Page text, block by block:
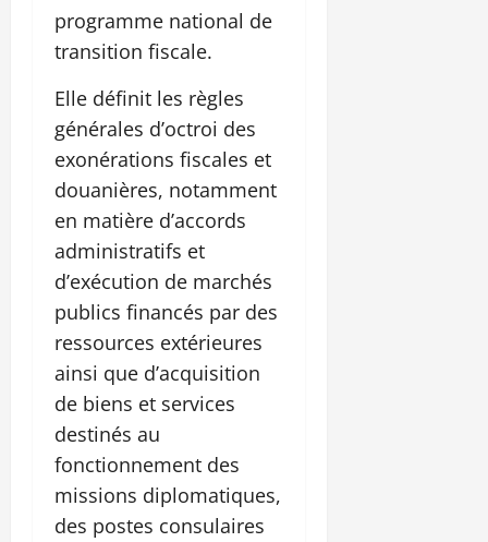
programme national de
transition fiscale.
Elle définit les règles
générales d’octroi des
exonérations fiscales et
douanières, notamment
en matière d’accords
administratifs et
d’exécution de marchés
publics financés par des
ressources extérieures
ainsi que d’acquisition
de biens et services
destinés au
fonctionnement des
missions diplomatiques,
des postes consulaires